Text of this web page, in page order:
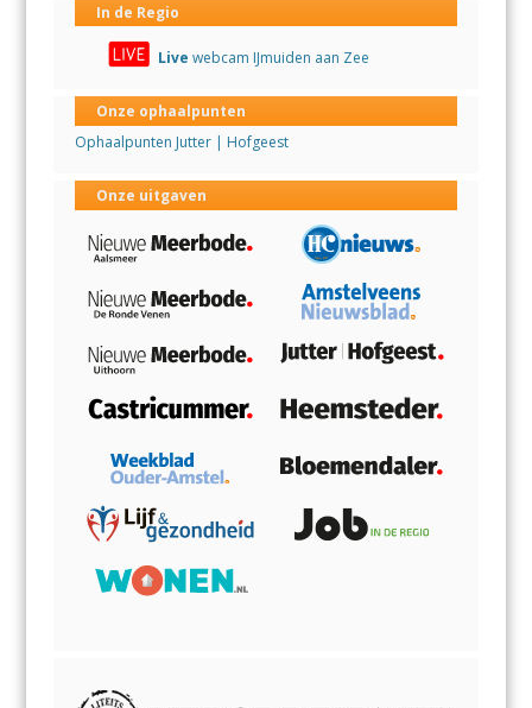
In de Regio
Live webcam IJmuiden aan Zee
Onze ophaalpunten
Ophaalpunten Jutter | Hofgeest
Onze uitgaven